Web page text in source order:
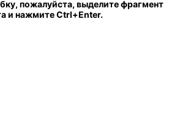
пожалуйста, выделите фрагмент
и нажмите Ctrl+Enter.